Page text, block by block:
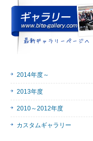
2014年度～
2013年度
2010～2012年度
カスタムギャラリー